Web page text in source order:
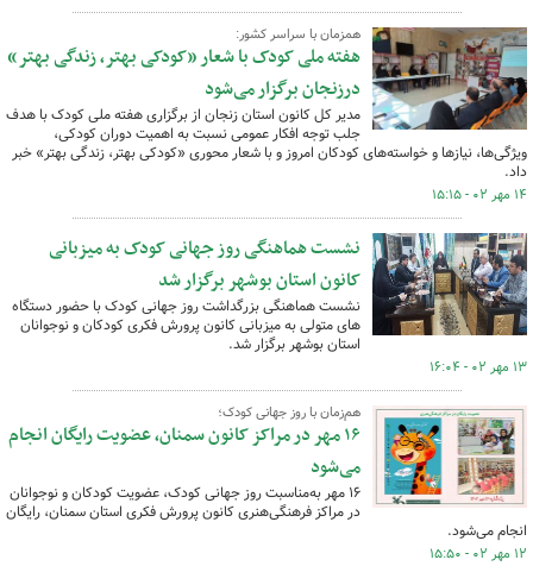
همزمان با سراسر کشور:
هفته ملی کودک با شعار «کودکی بهتر، زندگی بهتر»
درزنجان برگزار می‌شود
مدیر کل کانون استان زنجان از برگزاری هفته ملی کودک با هدف
جلب توجه افکار عمومی نسبت به اهمیت دوران کودکی،
ویژگی‌ها، نیازها و خواسته‌های کودکان امروز و با شعار محوری «کودکی بهتر، زندگی بهتر» خبر
داد.
۱۴ مهر ۰۲ - ۱۵:۱۵
نشست هماهنگی روز جهانی کودک به میزبانی
کانون استان بوشهر برگزار شد
نشست هماهنگی بزرگداشت روز جهانی کودک با حضور دستگاه
های متولی به میزبانی کانون پرورش فکری کودکان و نوجوانان
استان بوشهر برگزار شد.
۱۳ مهر ۰۲ - ۱۶:۰۴
هم‌زمان با روز جهانی کودک؛
۱۶ مهر در مراکز کانون سمنان، عضویت رایگان انجام
می‌شود
۱۶ مهر به‌مناسبت روز جهانی کودک، عضویت کودکان و نوجوانان
در مراکز فرهنگی‌هنری کانون پرورش فکری استان سمنان، رایگان
انجام می‌شود.
۱۲ مهر ۰۲ - ۱۵:۵۰